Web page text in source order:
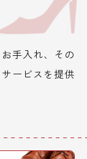
手入れ、その
ービスを提供